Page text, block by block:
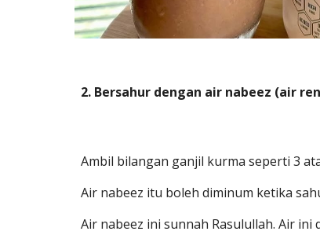
2. Bersahur dengan air nabeez (air
Ambil bilangan ganjil kurma seperti 3
Air nabeez itu boleh diminum ketika
Air nabeez ini sunnah Rasulullah. Air